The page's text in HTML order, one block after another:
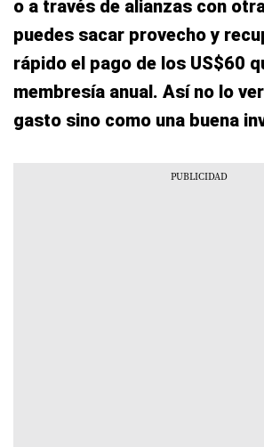
o a través de alianzas con
puedes sacar provecho y
rápido el pago de los US$60
membresía anual. Así no lo
gasto sino como una buena